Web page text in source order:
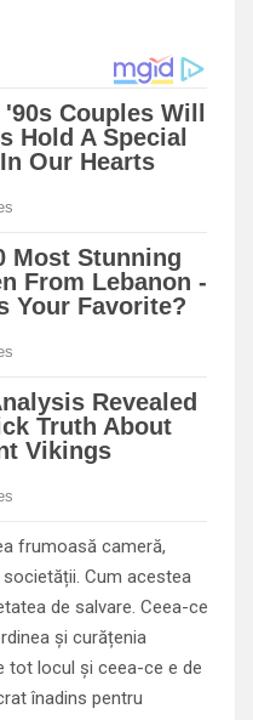
frumoasă cameră,
Cum acestea
de salvare. Ceea-ce
și curățenia
tot locul și ceea-ce e de
înadins pentru